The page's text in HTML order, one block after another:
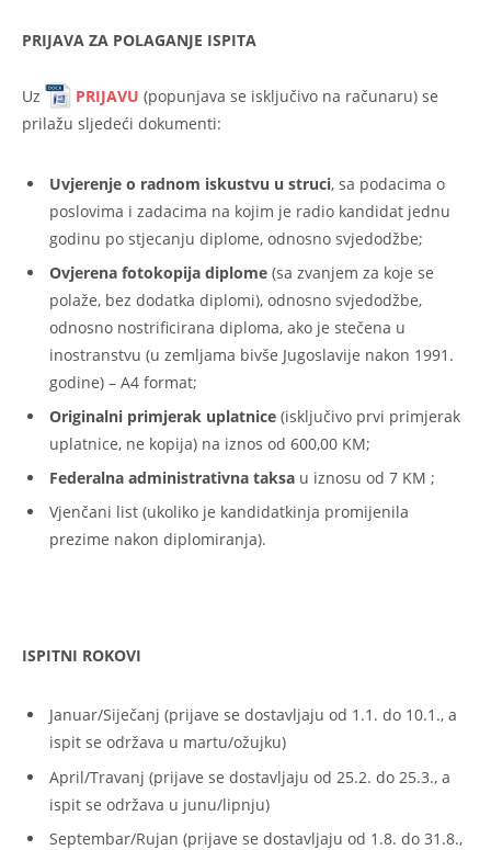
PRIJAVA ZA POLAGANJE ISPITA
Uz PRIJAVU (popunjava se isključivo na računaru) se
prilažu sljedeći dokumenti:
Uvjerenje o radnom iskustvu u struci, sa podacima o
poslovima i zadacima na kojim je radio kandidat jednu
godinu po stjecanju diplome, odnosno svjedodžbe;
Ovjerena fotokopija diplome (sa zvanjem za koje se
polaže, bez dodatka diplomi), odnosno svjedodžbe,
odnosno nostrificirana diploma, ako je stečena u
inostranstvu (u zemljama bivše Jugoslavije nakon 1991.
godine) – A4 format;
Originalni primjerak uplatnice (isključivo prvi primjerak
uplatnice, ne kopija) na iznos od 600,00 KM;
Federalna administrativna taksa u iznosu od 7 KM ;
Vjenčani list (ukoliko je kandidatkinja promijenila
prezime nakon diplomiranja).
ISPITNI ROKOVI
Januar/Siječanj (prijave se dostavljaju od 1.1. do 10.1., a
ispit se održava u martu/ožujku)
April/Travanj (prijave se dostavljaju od 25.2. do 25.3., a
ispit se održava u junu/lipnju)
Septembar/Rujan (prijave se dostavljaju od 1.8. do 31.8.,